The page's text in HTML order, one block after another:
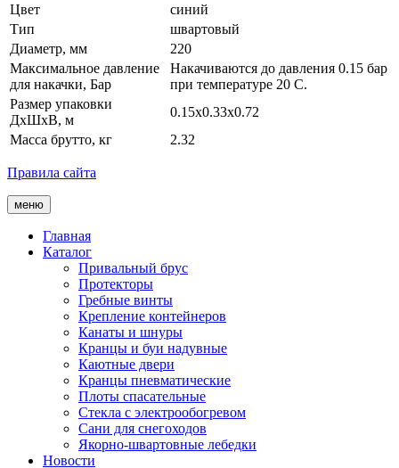
Цвет
синий
Тип
швартовый
Диаметр, мм
220
Максимальное давление
для накачки, Бар
Накачиваются до давления 0.15 бар
при температуре 20 С.
Размер упаковки
ДхШхВ, м
0.15x0.33x0.72
Масса брутто, кг
2.32
Правила сайта
меню
Главная
Каталог
Привальный брус
Протекторы
Гребные винты
Крепление контейнеров
Канаты и шнуры
Кранцы и буи надувные
Каютные двери
Кранцы пневматические
Плоты спасательные
Стекла с электрообогревом
Сани для снегоходов
Якорно-швартовные лебедки
Новости